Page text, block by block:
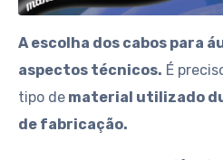
A escolha dos cabos para
aspectos técnicos. É
tipo de material utilizado
de fabricação.